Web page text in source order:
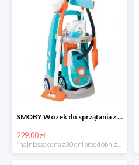
SMOBY Wózek do sprzątania z odkurzaczem
229.00 zł